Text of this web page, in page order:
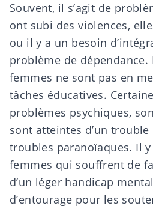
Souvent, il s’agit de
ont subi des violences,
ou il y a un besoin
problème de dépendance.
femmes ne sont pas en
tâches éducatives.
problèmes psychiques,
sont atteintes d’un
troubles paranoïaques. Il y
femmes qui souffrent de
d’un léger handicap
d’entourage pour les